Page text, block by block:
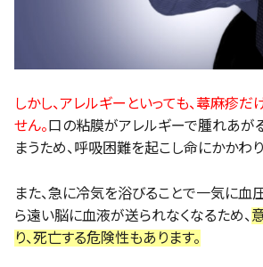
しかし、アレルギーといっても、蕁麻疹
せん。口の粘膜がアレルギーで腫れあが
まうため、呼吸困難を起こし命にかかわり
また、急に冷気を浴びることで一気に血
ら遠い脳に血液が送られなくなるため、
り、死亡する危険性もあります。